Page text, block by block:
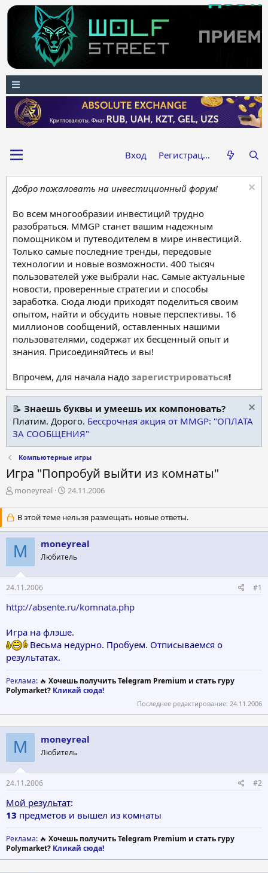
Вход Регистрация
Добро пожаловать на инвестиционный форум!
Во всем многообразии инвестиций трудно
разобраться. MMGP станет вашим надежным
помощником и путеводителем в мире инвестиций.
Только самые последние тренды, передовые
технологии и новые возможности. 400 тысяч
пользователей уже выбрали нас. Самые актуальные
новости, проверенные стратегии и способы
заработка. Сюда люди приходят поделиться своим
опытом, найти и обсудить новые перспективы. 16
миллионов сообщений, оставленных нашими
пользователями, содержат их бесценный опыт и
знания. Присоединяйтесь и вы!
Впрочем, для начала надо зарегистрироваться!
📝 Знаешь буквы и умеешь их компоновать?
Платим. Дорого. Бессрочная акция от MMGP: "ОПЛАТА
ЗА СООБЩЕНИЯ"
Компьютерные игры
Игра "Попробуй выйти из комнаты"
А
т
о
р
т
е
м
ы
moneyreal
Д
т
а
н
а
ч
л
24.11.2006
В этой теме нельзя размещать новые ответы.
M moneyreal
Любитель
24.11.2006 #1
http://absente.ru/komnata.php
Игра на флэше.
Весьма недурно. Пробуем. Отписываемся о
результатах.
Реклама: 🔥 Хочешь получить Telegram Premium и стать гуру
Polymarket? Кликай сюда!
Последнее редактирование: 24.11.2006
M moneyreal
Любитель
24.11.2006 #2
Мой результат:
13 предметов и вышел из комнаты
Реклама: 🔥 Хочешь получить Telegram Premium и стать гуру
Polymarket? Кликай сюда!